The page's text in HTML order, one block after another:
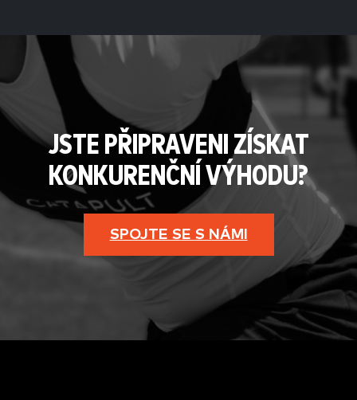
JSTE PŘIPRAVENI ZÍSKAT
KONKURENČNÍ VÝHODU?
SPOJTE SE S NÁMI